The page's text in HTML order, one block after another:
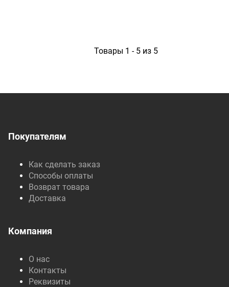
Товары 1 - 5 из 5
Покупателям
Как сделать заказ
Способы оплаты
Возврат товара
Доставка
Компания
О нас
Контакты
Реквизиты